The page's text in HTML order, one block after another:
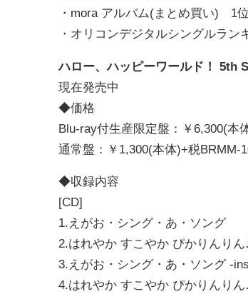
・mora アルバム(まとめ買い) 1位
・オリコンデジタルシングルラ
ハロー、ハッピーワールド！ 5th
現在発売中
◆価格
Blu-ray付生産限定盤：￥6,300(本
通常盤：￥1,300(本体)+税BRMM-
◆収録内容
[CD]
1.えがお・シング・あ・ソング
2.はれやか すこやか ぴかりんりん
3.えがお・シング・あ・ソング -
4.はれやか すこやか ぴかりんり